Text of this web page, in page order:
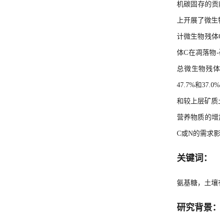
机碳固存的
上开展了微
计微生物残
体C在凋落物
总微生物残
47.7%和
和较上层矿质
营养物质的
C或N的需求
关键词：
氨基糖，土
研究背景